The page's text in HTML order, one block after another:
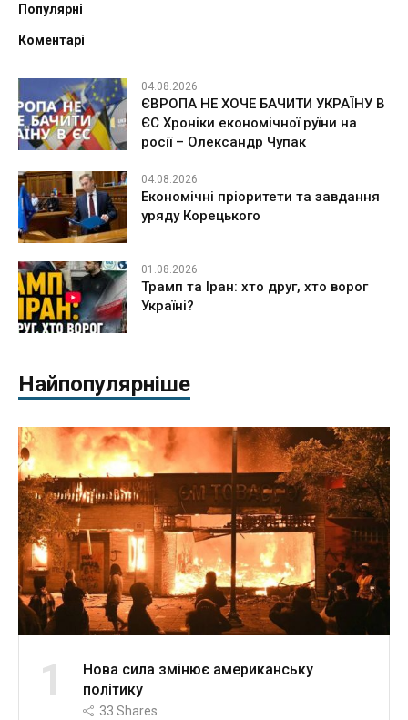
Популярні
Коментарі
04.08.2026
ЄВРОПА НЕ ХОЧЕ БАЧИТИ УКРАЇНУ В
ЄС Хроніки економічної руїни на
росії – Олександр Чупак
04.08.2026
Економічні пріоритети та завдання
уряду Корецького
01.08.2026
Трамп та Іран: хто друг, хто ворог
Україні?
Найпопулярніше
1
Нова сила змінює американську
політику
33 Shares